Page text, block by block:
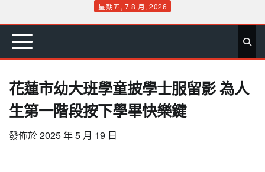
content
星期五, 7 8 月, 2026
首 要 娛 生 社 文 公 運 旅 政 地 專
花蓮市幼大班學童披學士服留影 為人
生第一階段按下學畢快樂鍵
發佈於2025 年 5 月 19 日